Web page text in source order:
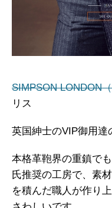
SIMPSON LONDON
リス
英国紳士のVIP御用達
本格革鞄界の重鎮で
氏推奨の工房で、素
を積んだ職人が作り